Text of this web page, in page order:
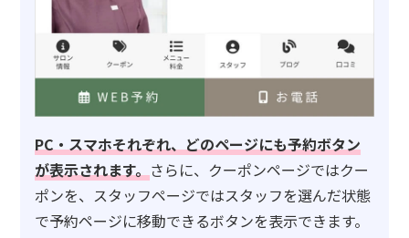
PC・スマホそれぞれ、どのページにも予約ボタン
が表示されます。さらに、クーポンページではクー
ポンを、スタッフページではスタッフを選んだ状態
で予約ページに移動できるボタンを表示できます。